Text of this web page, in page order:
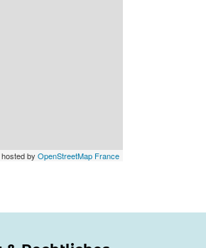
hosted by OpenStreetMap France